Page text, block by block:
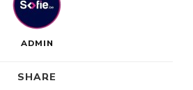
ADMIN
SHARE